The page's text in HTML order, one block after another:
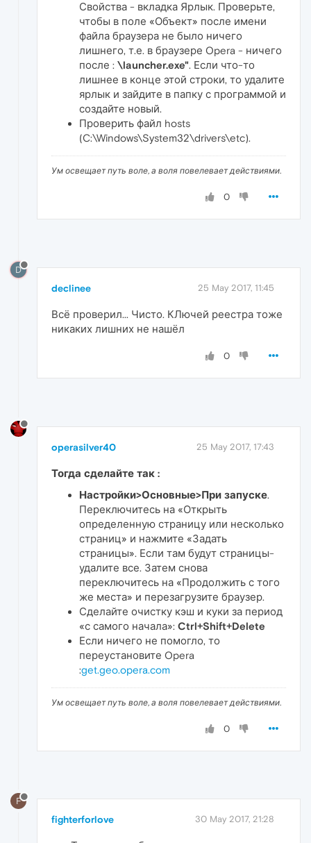
Свойства - вкладка Ярлык. Проверьте,
чтобы в поле «Объект» после имени
файла браузера не было ничего
лишнего, т.е. в браузере Opera - ничего
после : \launcher.exe". Если что-то
лишнее в конце этой строки, то удалите
ярлык и зайдите в папку с программой и
создайте новый.
Проверить файл hosts
(C:\Windows\System32\drivers\etc).
Ум освещает путь воле, а воля повелевает действиями.
0
D
declinee 25 May 2017, 11:45
Всё проверил... Чисто. КЛючей реестра тоже
никаких лишних не нашёл
0
operasilver40 25 May 2017, 17:43
Тогда сделайте так :
Настройки>Основные>При запуске.
Переключитесь на «Открыть
определенную страницу или несколько
страниц» и нажмите «Задать
страницы». Если там будут страницы-
удалите все. Затем снова
переключитесь на «Продолжить с того
же места» и перезагрузите браузер.
Сделайте очистку кэш и куки за период
«с самого начала»: Ctrl+Shift+Delete
Если ничего не помогло, то
переустановите Opera
:get.geo.opera.com
Ум освещает путь воле, а воля повелевает действиями.
0
F
fighterforlove 30 May 2017, 21:28